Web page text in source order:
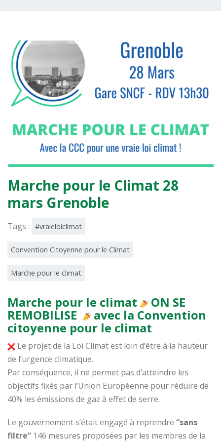
Marche pour le Climat 28
mars Grenoble
Tags : #vraieloiclimat
Convention Citoyenne pour le Climat
Marche pour le climat
Marche pour le climat ON SE
REMOBILISE avec la Convention
citoyenne pour le climat
Le projet de la Loi Climat est loin d’être à la hauteur
de l’urgence climatique.
Par conséquence, il ne permet pas d’atteindre les
objectifs fixés par l’Union Européenne pour réduire de
40% les émissions de gaz à effet de serre.
Le gouvernement s’était engagé à reprendre “sans
filtre” 146 mesures proposées par les membres de la